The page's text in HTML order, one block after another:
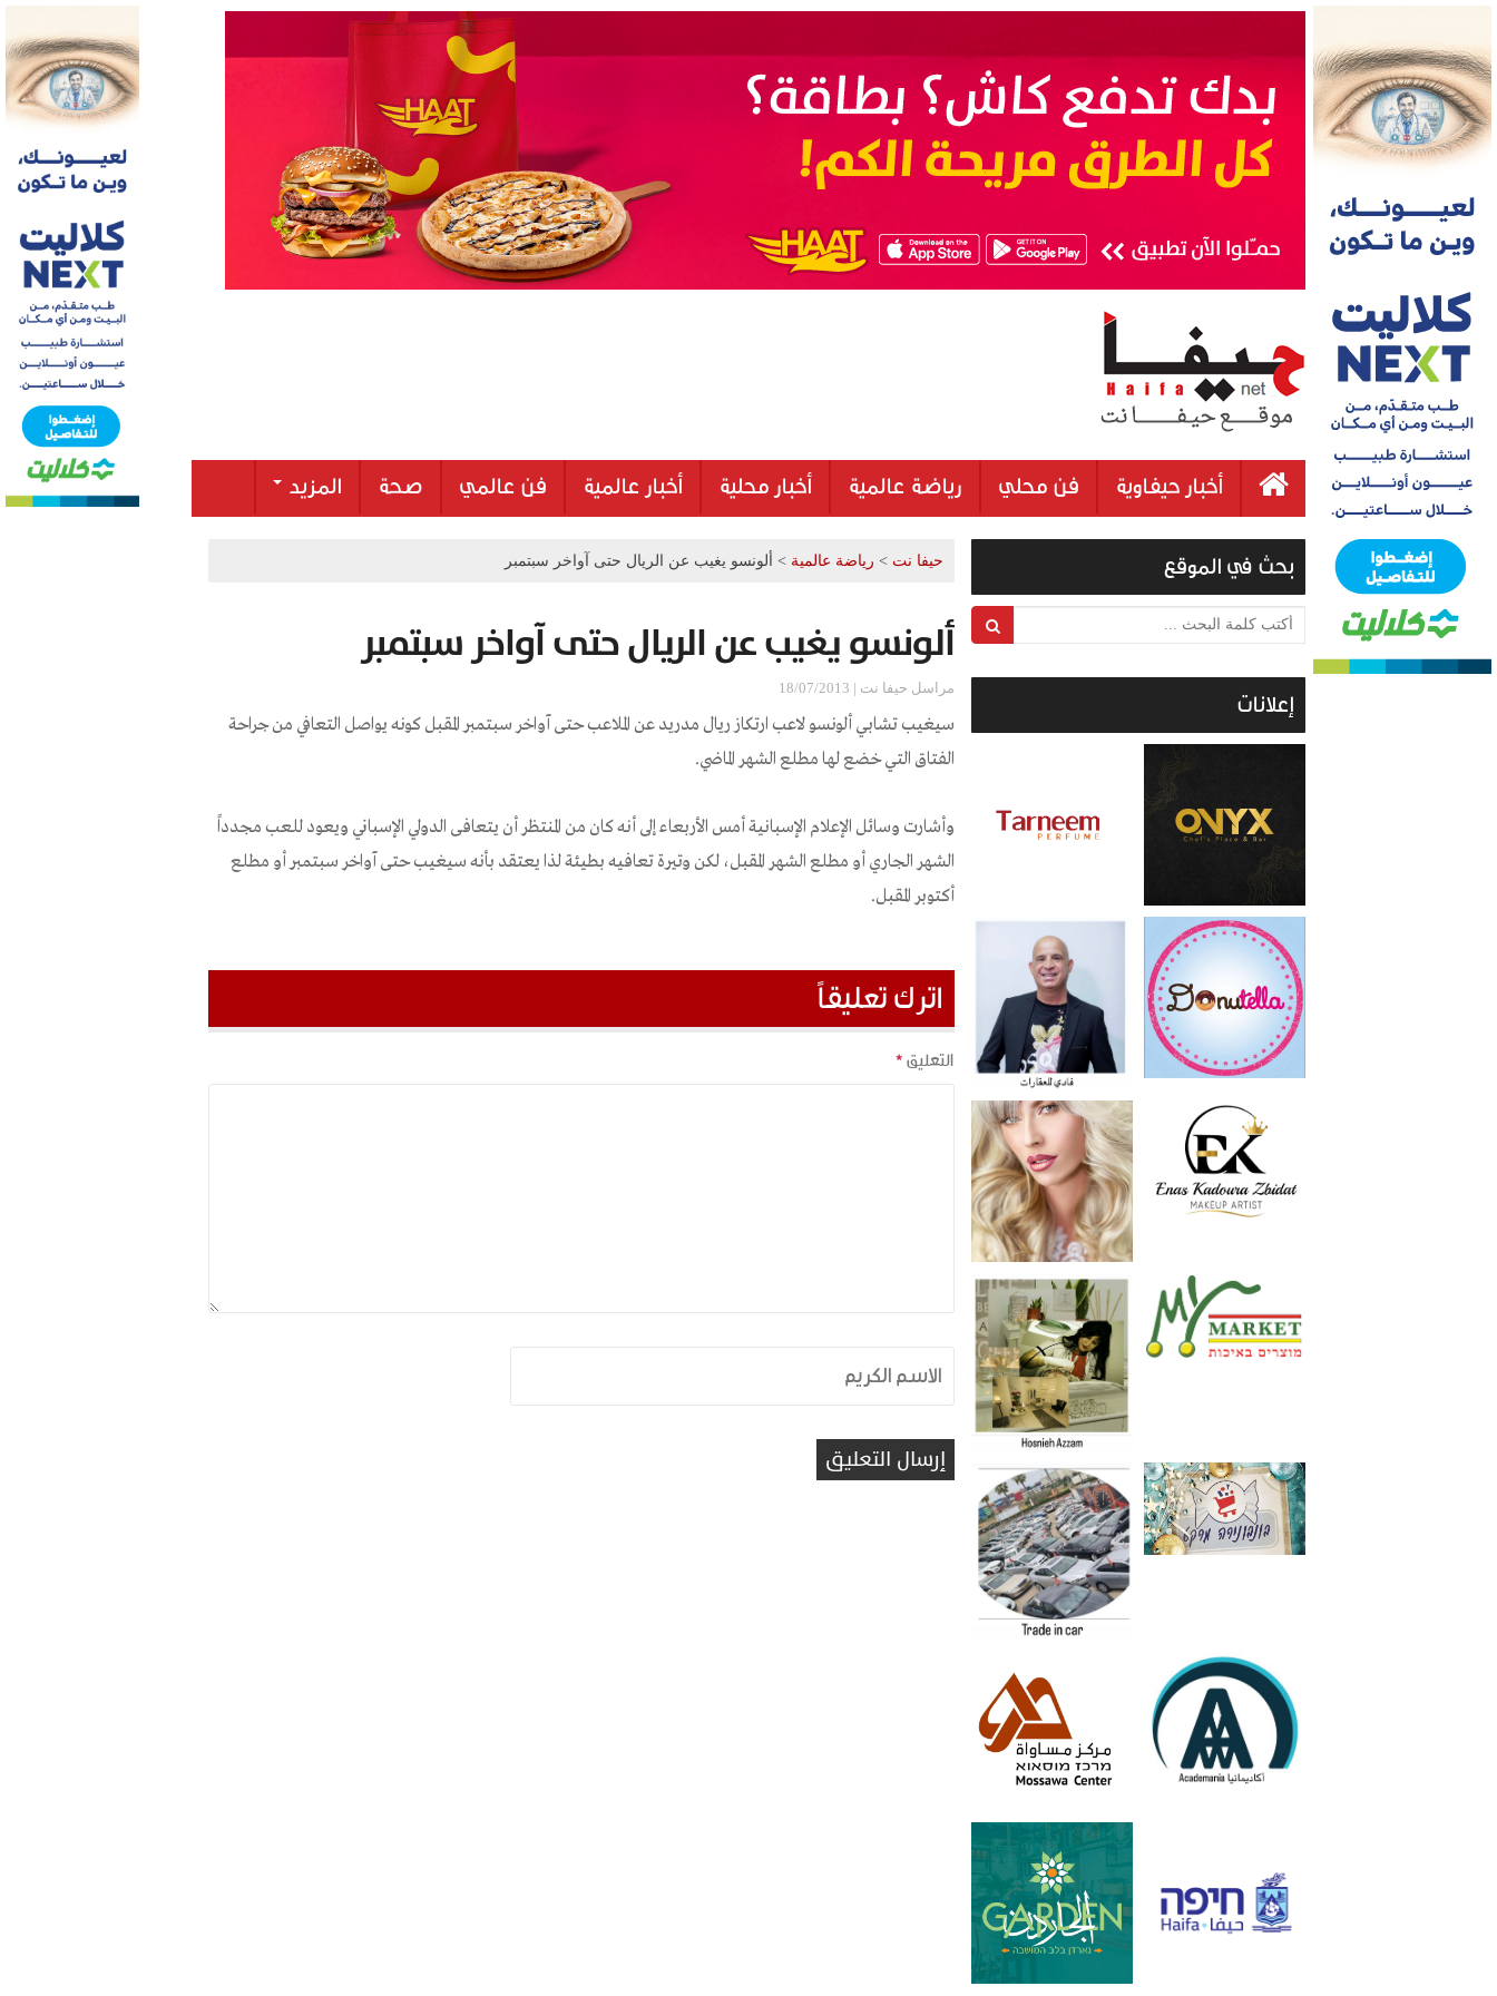
أخبار حيفاوية فن محلي رياضة عالمية أخبار محلية أخبار عالمية فن عالمي صحة المزيد
حيفا نت > رياضة عالمية > ألونسو يغيب عن الريال حتى آواخر سبتمبر
ألونسو يغيب عن الريال حتى آواخر سبتمبر
مراسل حيفا نت | 18/07/2013
سيغيب تشابي ألونسو لاعب ارتكاز ريال مدريد عن الملاعب حتى آواخر سبتمبر المقبل كونه يواصل التعافي من جراحة
الفتاق التي خضع لها مطلع الشهر الماضي.
وأشارت وسائل الإعلام الإسبانية أمس الأربعاء إلى أنه كان من المنتظر أن يتعافى الدولي الإسباني ويعود للعب مجدداً
الشهر الجاري أو مطلع الشهر المقبل، لكن وتيرة تعافيه بطيئة لذا يعتقد بأنه سيغيب حتى آواخر سبتمبر أو مطلع
أكتوبر المقبل.
اترك تعليقاً
التعليق*
بحث في الموقع
أكتب كلمة البحث ...
إعلانات